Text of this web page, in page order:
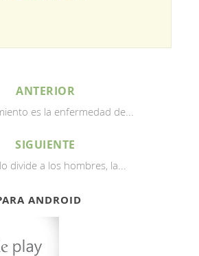
ANTERIOR
es la enfermedad de...
SIGUIENTE
divide a los hombres, la...
ANDROID